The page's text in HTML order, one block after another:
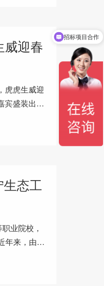
威迎春
虎虎生威迎
宾盛装出
态工
业院校，
年来，由于
购买配件或售后问题